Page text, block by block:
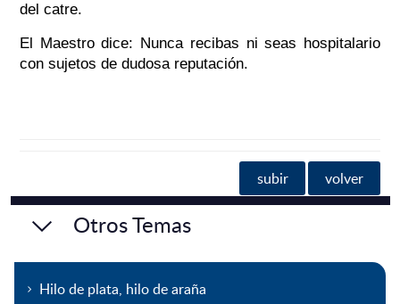
del catre.
El Maestro dice: Nunca recibas ni seas hospitalario
con sujetos de dudosa reputación.
subir volver
Otros Temas
Hilo de plata, hilo de araña